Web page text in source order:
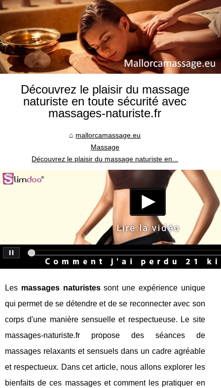
Découvrez le plaisir du massage
naturiste en toute sécurité avec
massages-naturiste.fr
mallorcamassage.eu
Massage
Découvrez le plaisir du massage naturiste en...
Les massages naturistessont une expérience unique
qui permet de se détendre et de se reconnecter avec son
corps d'une manière sensuelle et respectueuse. Le site
massages-naturiste.fr propose des séances de
massages relaxants et sensuels dans un cadre agréable
et respectueux. Dans cet article, nous allons explorer les
bienfaits de ces massages et comment les pratiquer en